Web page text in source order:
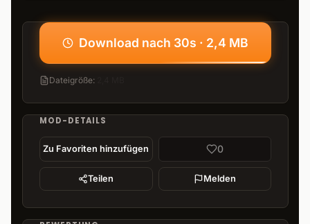
Download nach 30s · 2,4 MB
Dateigröße:
MOD-DETAILS
Zu Favoriten hinzufügen 0
Teilen Melden